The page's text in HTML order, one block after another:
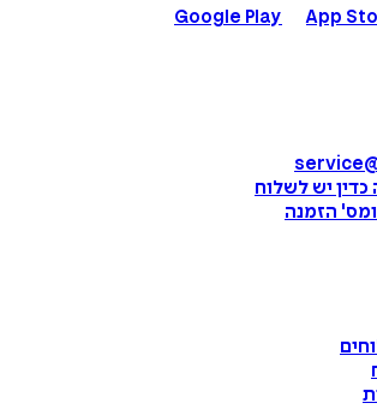
Google Play
App
כדין יש לשלוח
' הזמנה